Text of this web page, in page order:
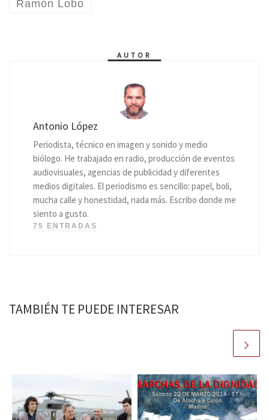
Ramón Lobo
AUTOR
Antonio López
Periodista, técnico en imagen y sonido y medio
biólogo. He trabajado en radio, producción de eventos
audiovisuales, agencias de publicidad y diferentes
medios digitales. El periodismo es sencillo: papel, boli,
mucha calle y honestidad, nada más. Escribo donde me
siento a gusto.
75 ENTRADAS
TAMBIÉN TE PUEDE INTERESAR